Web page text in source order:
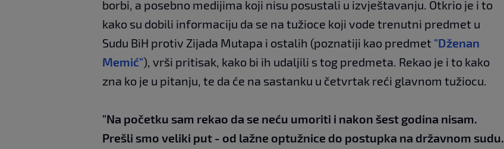
borbi, a posebno medijima koji nisu posustali u izvještavanju. Otkrio je i to
kako su dobili informaciju da se na tužioce koji vode trenutni predmet u
Sudu BiH protiv Zijada Mutapa i ostalih (poznatiji kao predmet "Dženan
Memić"), vrši pritisak, kako bi ih udaljili s tog predmeta. Rekao je i to kako
zna ko je u pitanju, te da će na sastanku u četvrtak reći glavnom tužiocu.
"Na početku sam rekao da se neću umoriti i nakon šest godina nisam.
Prešli smo veliki put - od lažne optužnice do postupka na državnom sudu.